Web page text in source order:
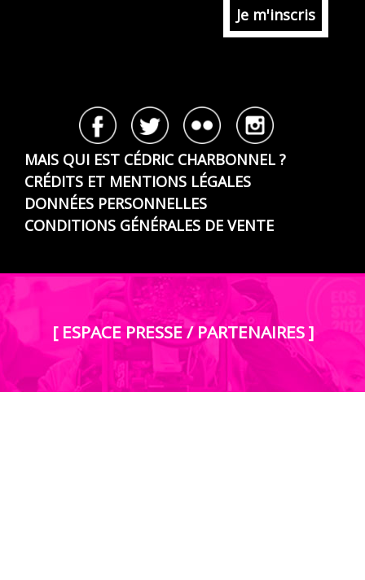
MAIS QUI EST CÉDRIC CHARBONNEL ?
CRÉDITS ET MENTIONS LÉGALES
DONNÉES PERSONNELLES
CONDITIONS GÉNÉRALES DE VENTE
[ ESPACE PRESSE / PARTENAIRES ]